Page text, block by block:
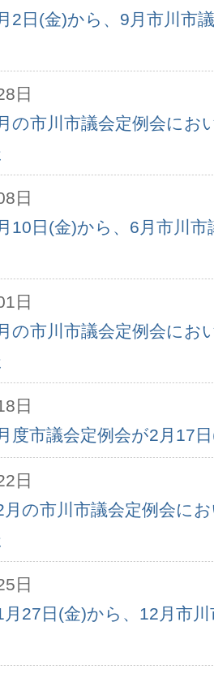
2日(金)から、9月市川市
日
の市川市議会定例会にお
日
10日(金)から、6月市川
日
の市川市議会定例会にお
日
度市議会定例会が2月17
日
月の市川市議会定例会に
日
27日(金)から、12月市